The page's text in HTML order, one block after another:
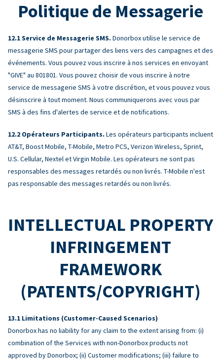
Politique de Messagerie
Service de Messagerie SMS. Donorbox utilise le service de
messagerie SMS pour partager des liens vers des campagnes et des
événements. Vous pouvez vous inscrire à nos services en envoyant
"GIVE" au 801801. Vous pouvez choisir de vous inscrire à notre
service de messagerie SMS à votre discrétion, et vous pouvez vous
désinscrire à tout moment. Nous communiquerons avec vous par
SMS à des fins d'alertes de service et de notifications.
Opérateurs Participants. Les opérateurs participants incluent
AT&T, Boost Mobile, T-Mobile, Metro PCS, Verizon Wireless, Sprint,
U.S. Cellular, Nextel et Virgin Mobile. Les opérateurs ne sont pas
responsables des messages retardés ou non livrés. T-Mobile n'est
pas responsable des messages retardés ou non livrés.
INTELLECTUAL PROPERTY
INFRINGEMENT
FRAMEWORK
(PATENTS/COPYRIGHT)
Limitations (Customer-Caused Scenarios)
Donorbox has no liability for any claim to the extent arising from: (i)
combination of the Services with non-Donorbox products not
approved by Donorbox; (ii) Customer modifications; (iii) failure to